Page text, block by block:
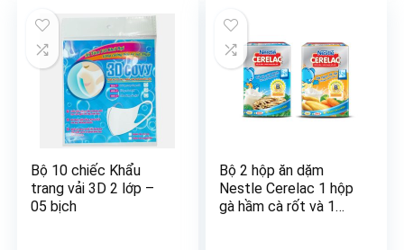
Bộ 10 chiếc Khẩu
trang vải 3D 2 lớp –
05 bịch
Bộ 2 hộp ăn dặm
Nestle Cerelac 1 hộp
gà hầm cà rốt và 1